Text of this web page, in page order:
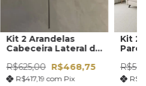
Kit 2 Arandelas
Cabeceira Lateral de
R$625,00 R$468,75
R$417,19com Pix
Kit 2